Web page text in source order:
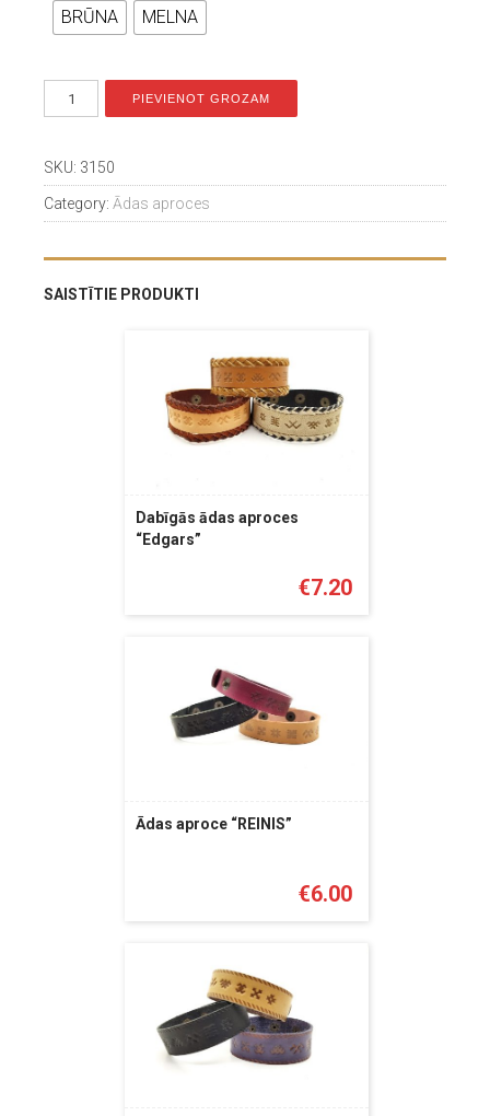
BRŪNA MELNA
PIEVIENOT GROZAM
SKU: 3150
Category: Ādas aproces
SAISTĪTIE PRODUKTI
Dabīgās ādas aproces
“Edgars”
€7.20
Ādas aproce “REINIS”
€6.00